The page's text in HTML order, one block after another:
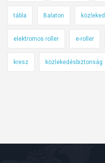
tábla Balaton
elektromos roller e-roller
kresz közlekedésbiztonság